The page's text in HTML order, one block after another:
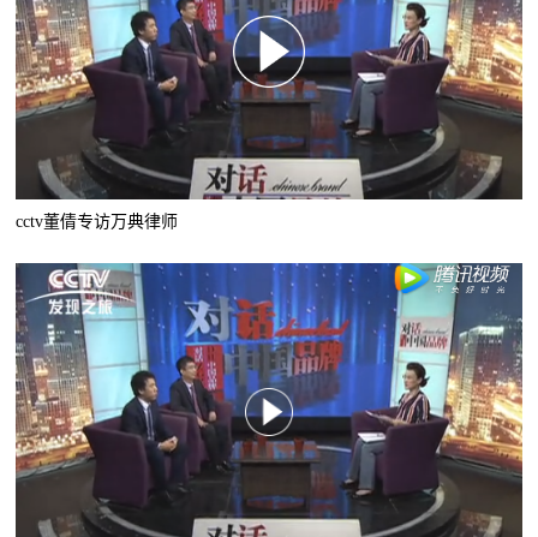
cctv董倩专访万典律师